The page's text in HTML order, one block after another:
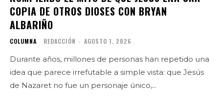
COPIA DE OTROS DIOSES CON BRYAN
ALBARIÑO
COLUMNA REDACCIÓN - AGOSTO 1, 2026
Durante años, millones de personas han repetido una
idea que parece irrefutable a simple vista: que Jesús
de Nazaret no fue un personaje único,...